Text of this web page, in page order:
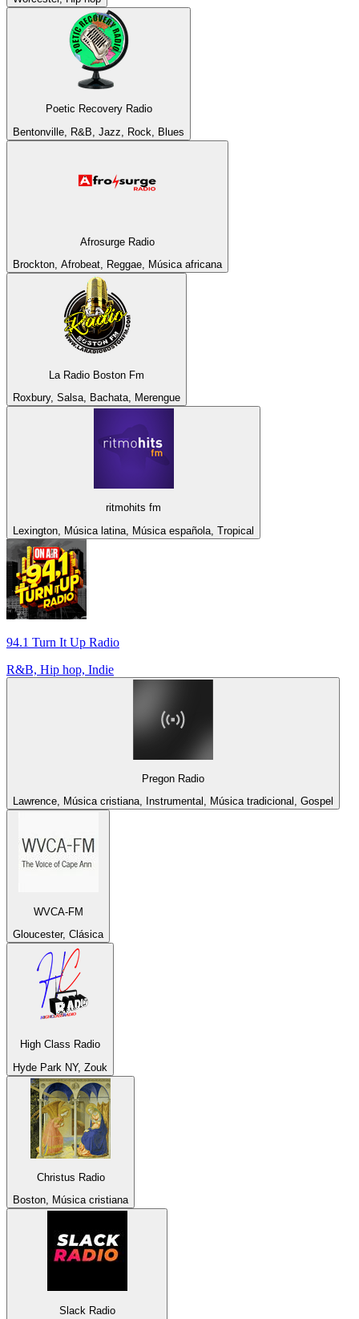
Poetic Recovery Radio
Bentonville, R&B, Jazz, Rock, Blues
Afrosurge Radio
Brockton, Afrobeat, Reggae, Música africana
La Radio Boston Fm
Roxbury, Salsa, Bachata, Merengue
ritmohits fm
Lexington, Música latina, Música española, Tropical
94.1 Turn It Up Radio
R&B, Hip hop, Indie
Pregon Radio
Lawrence, Música cristiana, Instrumental, Música tradicional, Gospel
WVCA-FM
Gloucester, Clásica
High Class Radio
Hyde Park NY, Zouk
Christus Radio
Boston, Música cristiana
Slack Radio